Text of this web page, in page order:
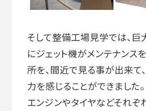
そして整備工場見学では、
にジェット機がメンテナンス
所を、間近で見る事が出来て
力を感じることができました。
エンジンやタイヤなどそれぞ